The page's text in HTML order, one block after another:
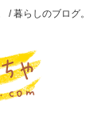
暮らしのブログ。